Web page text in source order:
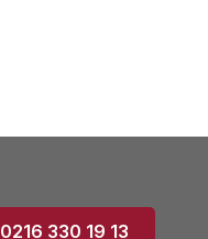
0216 330 19 13